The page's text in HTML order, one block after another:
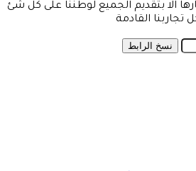
الا بتقديم الجميع لوطننا على كل شئ
تجاربنا القادمة
نسخ الرابط